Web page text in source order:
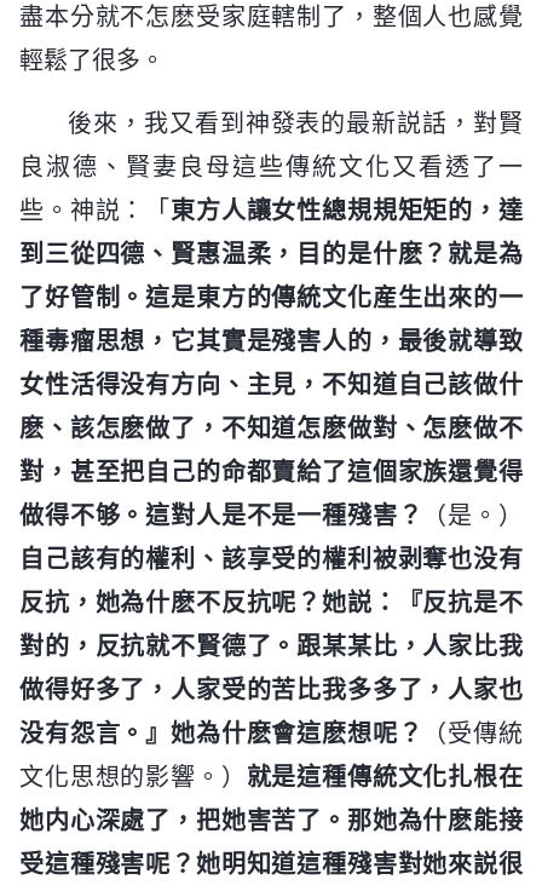
盡本分就不怎麽受家庭轄制了，整個人也感覺
輕鬆了很多。
後來，我又看到神發表的最新説話，對賢
良淑德、賢妻良母這些傳統文化又看透了一
些。神説：「 東方人讓女性總規規矩矩的，達
到三從四德、賢惠温柔，目的是什麽？就是為
了好管制。這是東方的傳統文化産生出來的一
種毒瘤思想，它其實是殘害人的，最後就導致
女性活得没有方向、主見，不知道自己該做什
麽、該怎麽做了，不知道怎麽做對、怎麽做不
對，甚至把自己的命都賣給了這個家族還覺得
做得不够。這對人是不是一種殘害？
（是。）
自己該有的權利、該享受的權利被剥奪也没有
反抗，她為什麽不反抗呢？她説：『反抗是不
對的，反抗就不賢德了。跟某某比，人家比我
做得好多了，人家受的苦比我多多了，人家也
没有怨言。』她為什麽會這麽想呢？
（受傳統
文化思想的影響。） 就是這種傳統文化扎根在
她内心深處了，把她害苦了。那她為什麽能接
受這種殘害呢？她明知道這種殘害對她來説很